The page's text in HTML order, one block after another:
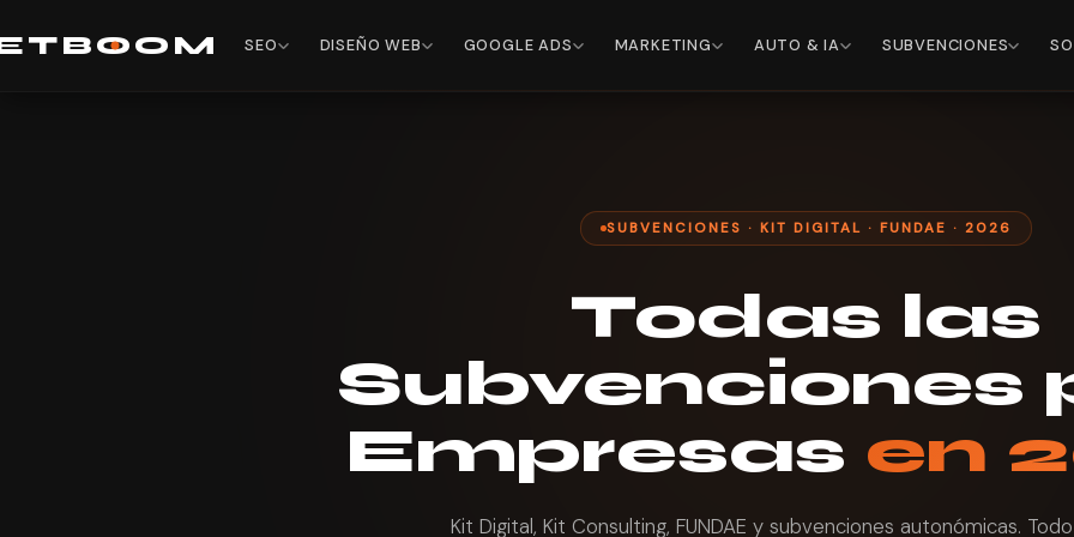
TBOO M SEO DISEÑO WEB GOOGLE ADS MARKETING AUTO & IA SUBVENCIONES
SUBVENCIONES · KIT DIGITAL · FUNDAE · 2026
Todas las
Subvenciones
Empresas en
Kit Digital, Kit Consulting, FUNDAE y subvenciones autonómicas.